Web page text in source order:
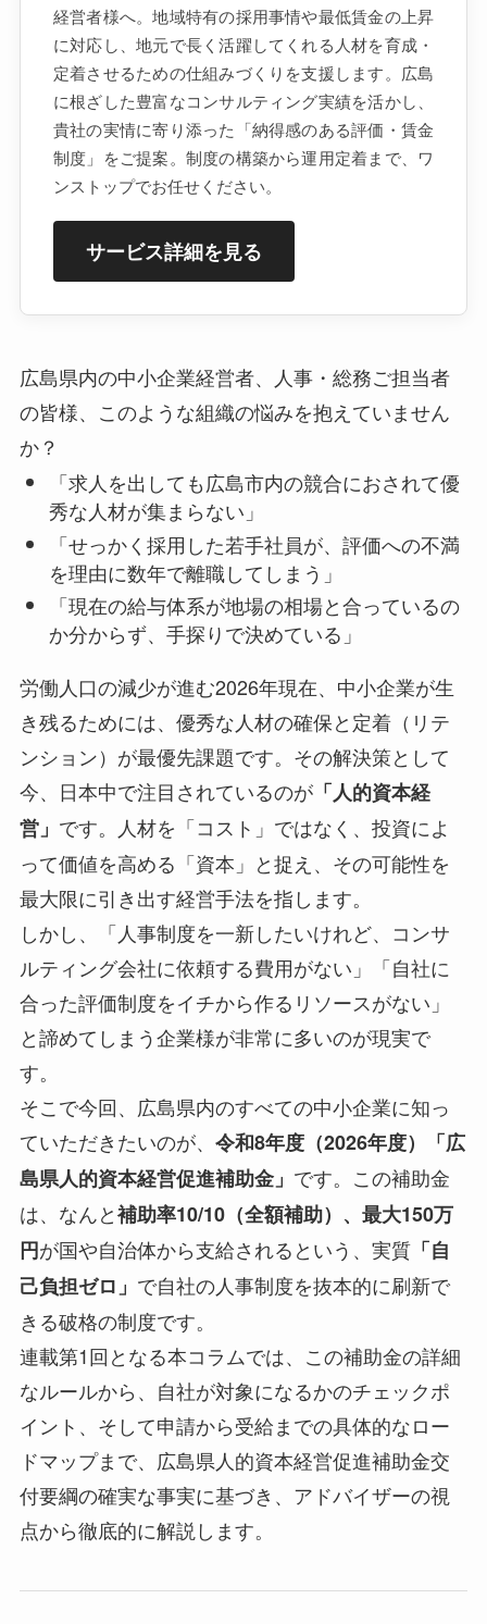
経営者様へ。地域特有の採用事情や最低賃金の上昇
に対応し、地元で長く活躍してくれる人材を育成・
定着させるための仕組みづくりを支援します。広島
に根ざした豊富なコンサルティング実績を活かし、
貴社の実情に寄り添った「納得感のある評価・賃金
制度」をご提案。制度の構築から運用定着まで、ワ
ンストップでお任せください。
サービス詳細を見る
広島県内の中小企業経営者、人事・総務ご担当者
の皆様、このような組織の悩みを抱えていません
か？
「求人を出しても広島市内の競合におされて優
秀な人材が集まらない」
「せっかく採用した若手社員が、評価への不満
を理由に数年で離職してしまう」
「現在の給与体系が地場の相場と合っているの
か分からず、手探りで決めている」
労働人口の減少が進む2026年現在、中小企業が生
き残るためには、優秀な人材の確保と定着（リテ
ンション）が最優先課題です。その解決策として
今、日本中で注目されているのが「人的資本経
営」 です。人材を「コスト」ではなく、投資によ
って価値を高める「資本」と捉え、その可能性を
最大限に引き出す経営手法を指します。
しかし、「人事制度を一新したいけれど、コンサ
ルティング会社に依頼する費用がない」「自社に
合った評価制度をイチから作るリソースがない」
と諦めてしまう企業様が非常に多いのが現実で
す。
そこで今回、広島県内のすべての中小企業に知っ
ていただきたいのが、 令和8年度（2026年度）「広
島県人的資本経営促進補助金」 です。この補助金
は、なんと補助率10/10（全額補助）、最大150万
円が国や自治体から支給されるという、実質「自
己負担ゼロ」 で自社の人事制度を抜本的に刷新で
きる破格の制度です。
連載第1回となる本コラムでは、この補助金の詳細
なルールから、自社が対象になるかのチェックポ
イント、そして申請から受給までの具体的なロー
ドマップまで、広島県人的資本経営促進補助金交
付要綱の確実な事実に基づき、アドバイザーの視
点から徹底的に解説します。